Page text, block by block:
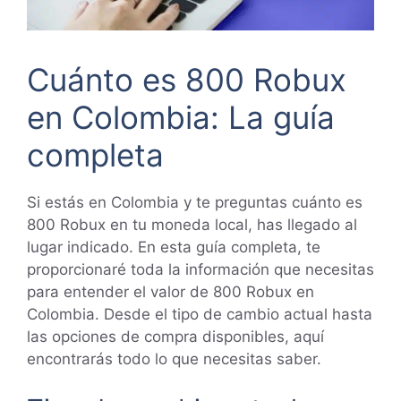
Cuánto es 800 Robux
en Colombia: La guía
completa
Si estás en Colombia y te preguntas cuánto es
800 Robux en tu moneda local, has llegado al
lugar indicado. En esta guía completa, te
proporcionaré toda la información que necesitas
para entender el valor de 800 Robux en
Colombia. Desde el tipo de cambio actual hasta
las opciones de compra disponibles, aquí
encontrarás todo lo que necesitas saber.